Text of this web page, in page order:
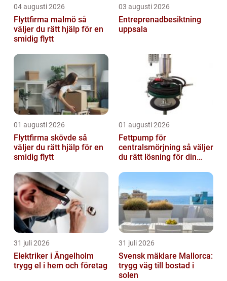
04 augusti 2026
Flyttfirma malmö så
väljer du rätt hjälp för en
smidig flytt
03 augusti 2026
Entreprenadbesiktning
uppsala
01 augusti 2026
Flyttfirma skövde så
väljer du rätt hjälp för en
smidig flytt
01 augusti 2026
Fettpump för
centralsmörjning så väljer
du rätt lösning för din
31 juli 2026
Elektriker i Ängelholm
trygg el i hem och företag
31 juli 2026
Svensk mäklare Mallorca:
trygg väg till bostad i
solen